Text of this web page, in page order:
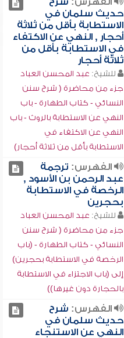
حديث سلمان في
الاستطابة بأقل من ثلاثة
أحجار , النهي عن الاكتفاء
في الاستطابة بأقل من
ثلاثة أحجار
للشيخ: عبد المحسن العباد
جزء من محاضرة ( شرح سنن
النسائي - كتاب الطهارة - باب
النهي عن الاستطابة بالروث - باب
النهي عن الاكتفاء في
الاستطابة بأقل من ثلاثة أحجار)
الفهرس: ترجمة
عبد الرحمن بن الأسود ,
الرخصة في الاستطابة
بحجرين
للشيخ: عبد المحسن العباد
جزء من محاضرة ( شرح سنن
النسائي - كتاب الطهارة - (باب
الرخصة في الاستطابة بحجرين)
إلى (باب الاجتزاء في الاستطابة
بالحجارة دون غيرها))
الفهرس: شرح
حديث سلمان في
النهي عن الاستنجاء